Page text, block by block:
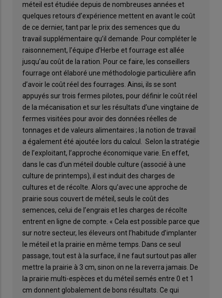
méteil est étudiée depuis de nombreuses années et
quelques retours d’expérience mettent en avant le coût
de ce dernier, tant par le prix des semences que du
travail supplémentaire qu’il demande. Pour compléter le
raisonnement, l’équipe d’Herbe et fourrage est allée
jusqu’au coût de la ration. Pour ce faire, les conseillers
fourrage ont élaboré une méthodologie particulière afin
d’avoir le coût réel des fourrages. Ainsi, ils se sont
appuyés sur trois fermes pilotes, pour définir le coût réel
de la mécanisation et sur les résultats d’une vingtaine de
fermes visitées pour avoir des données réelles de
tonnages et de valeurs alimentaires ; la notion de travail
a également été ajoutée lors du calcul. Selon la stratégie
de l’exploitant, l’approche économique varie. En effet,
dans le cas d’un méteil double culture (associé à une
culture de printemps), il est induit des charges de
cultures et de récolte. Alors qu’avec une approche de
prairie sous couvert de méteil, seuls le coût des
semences, celui de l’engrais et les charges de récolte
entrent en ligne de compte. « Cela est possible parce que
sur notre secteur, les éleveurs ont l’habitude d’implanter
le méteil et la prairie en même temps. Dans ce seul
passage, tout est à la surface, il ne faut surtout pas aller
mettre la prairie à 3 cm, sinon on ne la reverra jamais. De
la prairie multi-espèces et du méteil semés entre 0 et 1
cm donnent globalement de bons résultats. Ce qui